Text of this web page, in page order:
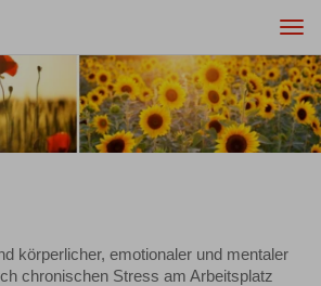
körperlicher, emotionaler und mentaler
chronischen Stress am Arbeitsplatz